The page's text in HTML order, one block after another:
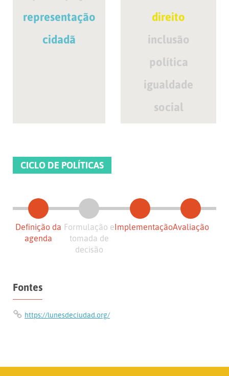
representação
cidadã
direito
inclusão
política
igualdade
social
CICLO DE POLÍTICAS
Definição da
agenda
Formulação e
tomada de
decisão
ImplementaçãoAvaliação
Fontes
https://lunesdeciudad.org/